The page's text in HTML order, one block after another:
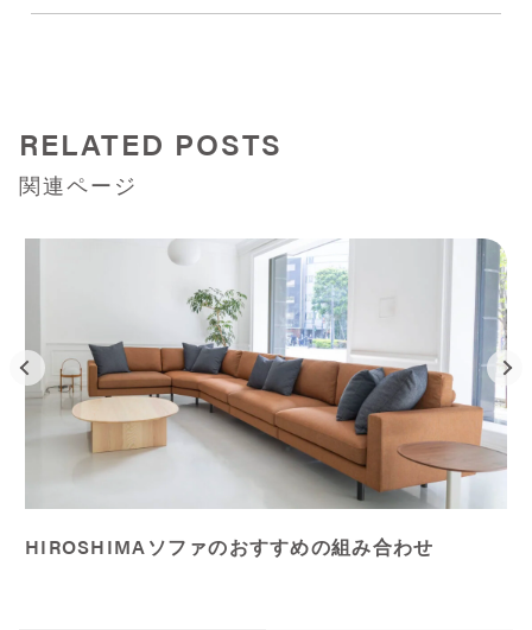
RELATED POSTS
関連ページ
HIROSHIMAソファのおすすめの組み合わせ